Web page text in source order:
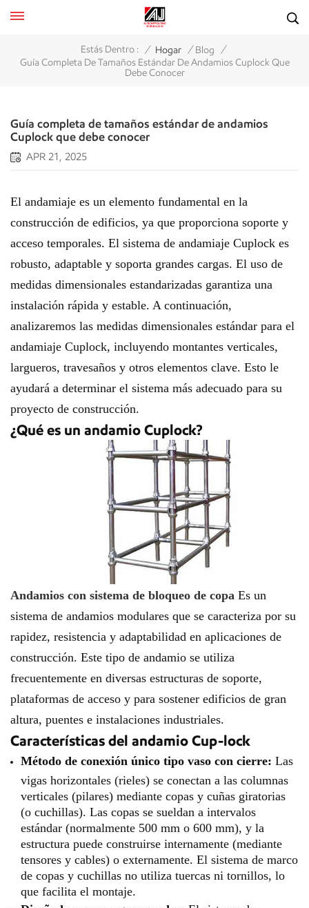
Estás Dentro : / Hogar / Blog /
Guía Completa De Tamaños Estándar De Andamios Cuplock Que
Debe Conocer
Guía completa de tamaños estándar de andamios
Cuplock que debe conocer
APR 21, 2025
El andamiaje es un elemento fundamental en la
construcción de edificios, ya que proporciona soporte y
acceso temporales. El sistema de andamiaje Cuplock es
robusto, adaptable y soporta grandes cargas. El uso de
medidas dimensionales estandarizadas garantiza una
instalación rápida y estable. A continuación,
analizaremos las medidas dimensionales estándar para el
andamiaje Cuplock, incluyendo montantes verticales,
largueros, travesaños y otros elementos clave. Esto le
ayudará a determinar el sistema más adecuado para su
proyecto de construcción.
¿Qué es un andamio Cuplock?
Andamios con sistema de bloqueo de copa Es un
sistema de andamios modulares que se caracteriza por su
rapidez, resistencia y adaptabilidad en aplicaciones de
construcción. Este tipo de andamio se utiliza
frecuentemente en diversas estructuras de soporte,
plataformas de acceso y para sostener edificios de gran
altura, puentes e instalaciones industriales.
Características del andamio Cup-lock
Método de conexión único tipo vaso con cierre: Las
vigas horizontales (rieles) se conectan a las columnas
verticales (pilares) mediante copas y cuñas giratorias
(o cuchillas). Las copas se sueldan a intervalos
estándar (normalmente 500 mm o 600 mm), y la
estructura puede construirse internamente (mediante
tensores y cables) o externamente. El sistema de marco
de copas y cuchillas no utiliza tuercas ni tornillos, lo
que facilita el montaje.